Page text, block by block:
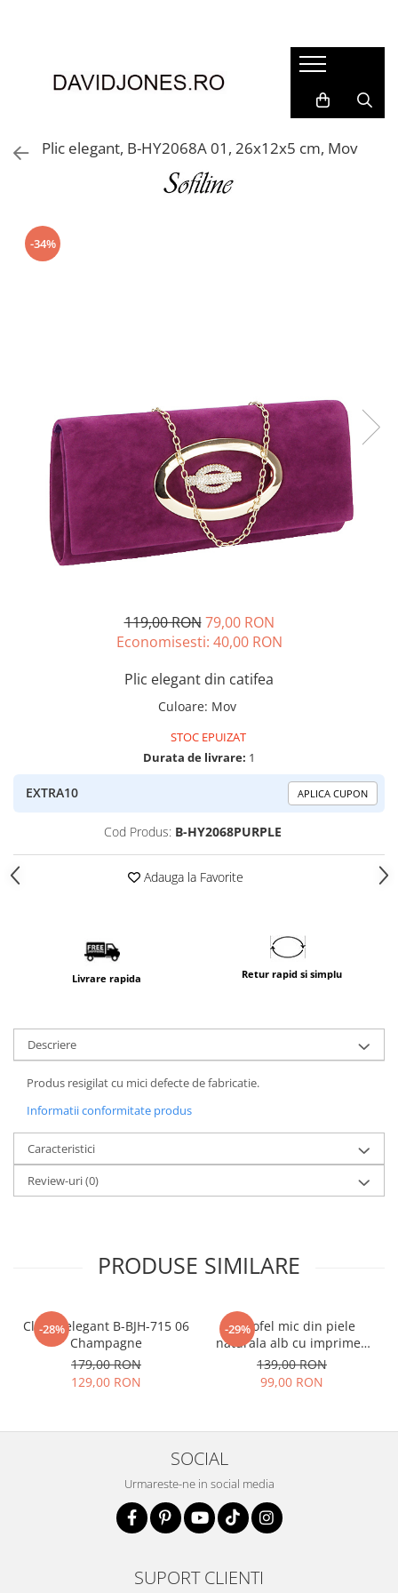
Accesorii
Genti din piele
Incaltaminte
Plic elegant, B-HY2068A 01, 26x12x5 cm, Mov
-34%
119,00 RON 79,00 RON
Economisesti: 40,00 RON
Plic elegant din catifea
Culoare: Mov
STOC EPUIZAT
Durata de livrare: 1
EXTRA10 APLICA CUPON
Cod Produs: B-HY2068PURPLE
Adauga la Favorite
Livrare rapida Retur rapid si simplu
Descriere
Produs resigilat cu mici defecte de fabricatie.
Informatii conformitate produs
Caracteristici
Review-uri(0)
PRODUSE SIMILARE
-28%
Clutch elegant B-BJH-715 06
Champagne
179,00 RON
129,00 RON
-29%
Portofel mic din piele
naturala alb cu imprimeu
B-8912 07
139,00 RON
99,00 RON
SOCIAL
Urmareste-ne in social media
SUPORT CLIENTI